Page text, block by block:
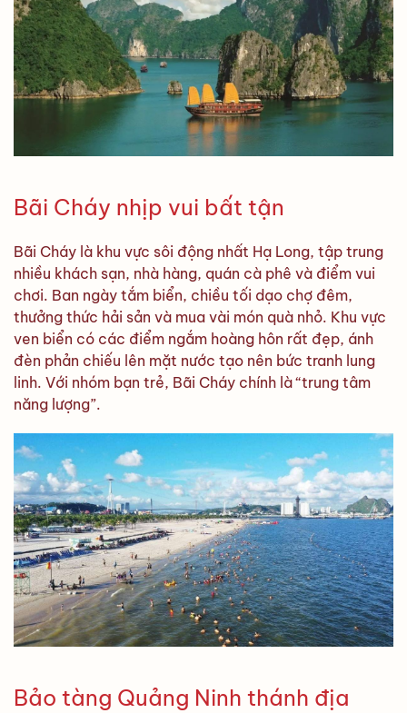
Bãi Cháy nhịp vui bất tận
Bãi Cháy là khu vực sôi động nhất Hạ Long, tập trung
nhiều khách sạn, nhà hàng, quán cà phê và điểm vui
chơi. Ban ngày tắm biển, chiều tối dạo chợ đêm,
thưởng thức hải sản và mua vài món quà nhỏ. Khu vực
ven biển có các điểm ngắm hoàng hôn rất đẹp, ánh
đèn phản chiếu lên mặt nước tạo nên bức tranh lung
linh. Với nhóm bạn trẻ, Bãi Cháy chính là “trung tâm
năng lượng”.
Bảo tàng Quảng Ninh thánh địa